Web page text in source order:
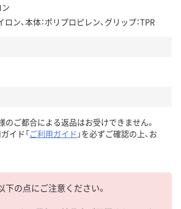
ン、本体：ポリプロピレン、グリップ：TPR
のご都合による返品はお受けできません。
イド「ご利用ガイド 」を必ずご確認の上、お
下の点にご注意ください。